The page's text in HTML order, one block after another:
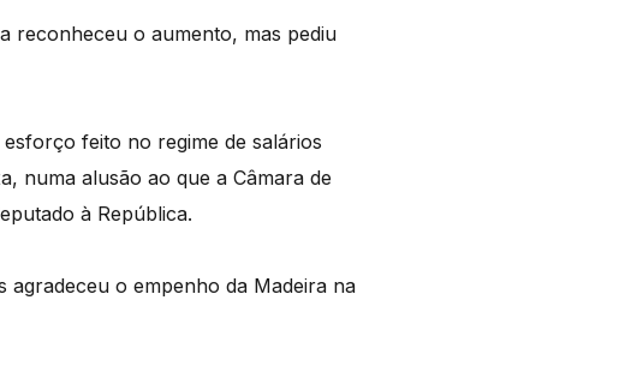
reconheceu o aumento, mas pediu
feito no regime de salários
numa alusão ao que a Câmara de
à República.
agradeceu o empenho da Madeira na